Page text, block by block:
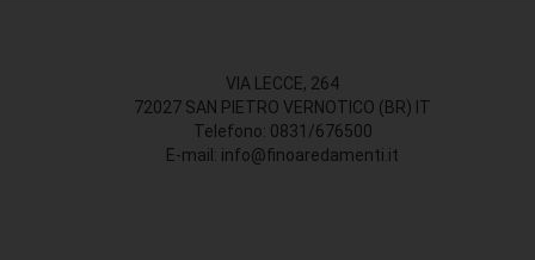
VIA LECCE, 264
72027 SAN PIETRO VERNOTICO (BR) IT
Telefono: 0831/676500
E-mail: info@finoaredamenti.it